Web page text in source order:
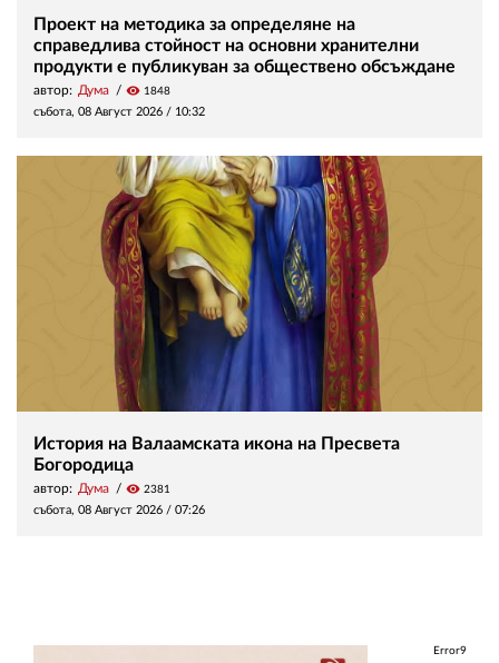
Проект на методика за определяне на
справедлива стойност на основни хранителни
продукти е публикуван за обществено обсъждане
автор: Дума visibility 1848
събота, 08 Август 2026 / 10:32
История на Валаамската икона на Пресвета
Богородица
автор: Дума visibility 2381
събота, 08 Август 2026 / 07:26
Error9